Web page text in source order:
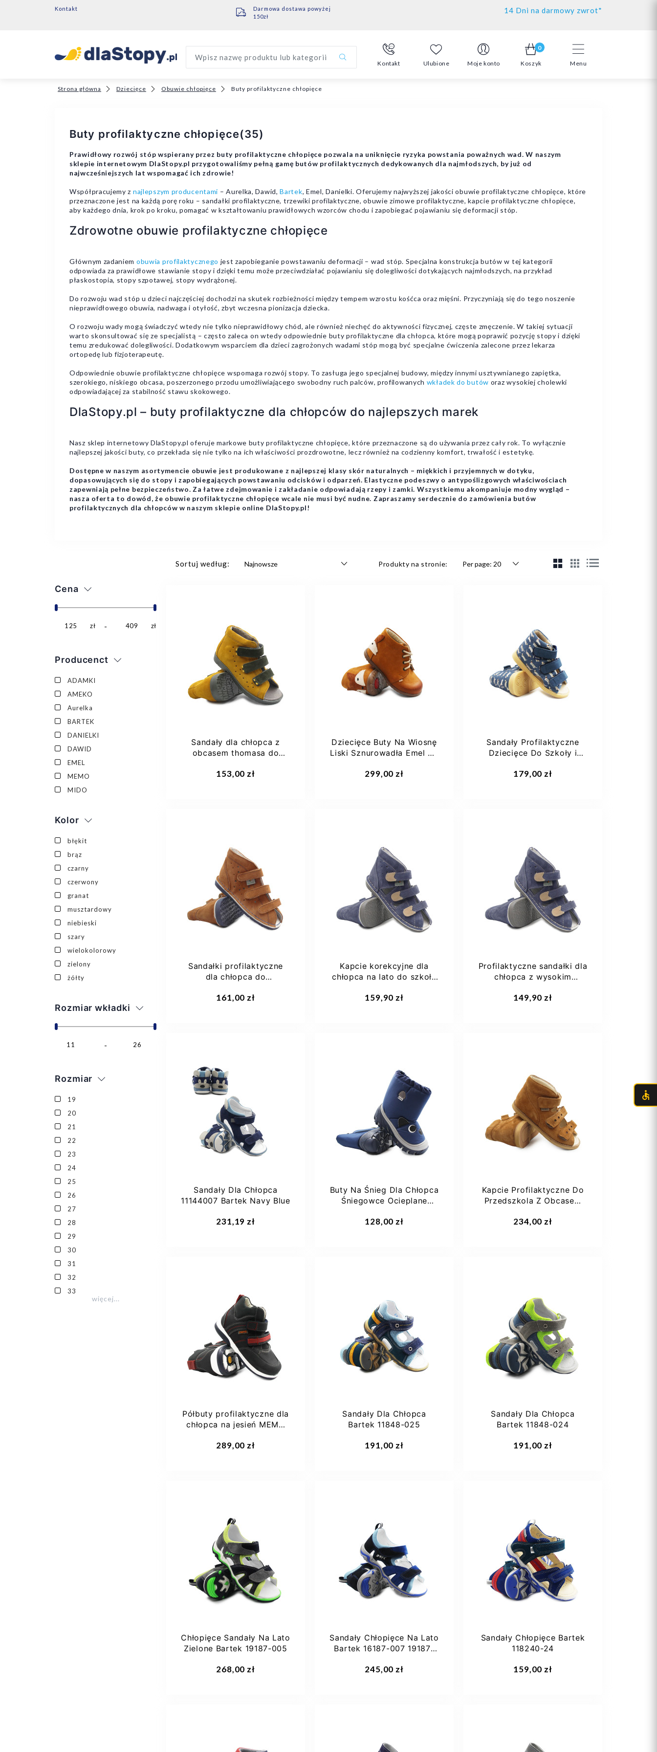
Kontakt
Darmowa dostawa powyżej
150zł
14 Dni na darmowy zwrot*
Menu
Wpisz nazwę produktu lub kategorii
Kontakt Ulubione Moje konto
0
Koszyk
Strona główna Dziecięce Obuwie chłopięce Buty profilaktyczne chłopięce
Buty profilaktyczne chłopięce(35)
Prawidłowy rozwój stóp wspierany przez buty profilaktyczne chłopięce pozwala na uniknięcie ryzyka powstania poważnych wad. W naszym
sklepie internetowym DlaStopy.pl przygotowaliśmy pełną gamę butów profilaktycznych dedykowanych dla najmłodszych, by już od
najwcześniejszych lat wspomagać ich zdrowie!
Współpracujemy z najlepszym producentami – Aurelka, Dawid,Bartek, Emel, Danielki. Oferujemy najwyższej jakości obuwie profilaktyczne chłopięce, które
przeznaczone jest na każdą porę roku – sandałki profilaktyczne, trzewiki profilaktyczne, obuwie zimowe profilaktyczne, kapcie profilaktyczne chłopięce,
aby każdego dnia, krok po kroku, pomagać w kształtowaniu prawidłowych wzorców chodu i zapobiegać pojawianiu się deformacji stóp.
Zdrowotne obuwie profilaktyczne chłopięce
Głównym zadaniem obuwia profilaktycznego jest zapobieganie powstawaniu deformacji – wad stóp. Specjalna konstrukcja butów w tej kategorii
odpowiada za prawidłowe stawianie stopy i dzięki temu może przeciwdziałać pojawianiu się dolegliwości dotykających najmłodszych, na przykład
płaskostopia, stopy szpotawej, stopy wydrążonej.
Do rozwoju wad stóp u dzieci najczęściej dochodzi na skutek rozbieżności między tempem wzrostu kośćca oraz mięśni. Przyczyniają się do tego noszenie
nieprawidłowego obuwia, nadwaga i otyłość, zbyt wczesna pionizacja dziecka.
O rozwoju wady mogą świadczyć wtedy nie tylko nieprawidłowy chód, ale również niechęć do aktywności fizycznej, częste zmęczenie. W takiej sytuacji
warto skonsultować się ze specjalistą – często zaleca on wtedy odpowiednie buty profilaktyczne dla chłopca, które mogą poprawić pozycję stopy i dzięki
temu zredukować dolegliwości. Dodatkowym wsparciem dla dzieci zagrożonych wadami stóp mogą być specjalne ćwiczenia zalecone przez lekarza
ortopedę lub fizjoterapeutę.
Odpowiednie obuwie profilaktyczne chłopięce wspomaga rozwój stopy. To zasługa jego specjalnej budowy, między innymi usztywnianego zapiętka,
szerokiego, niskiego obcasa, poszerzonego przodu umożliwiającego swobodny ruch palców, profilowanych wkładek do butów oraz wysokiej cholewki
odpowiadającej za stabilność stawu skokowego.
DlaStopy.pl – buty profilaktyczne dla chłopców do najlepszych marek
Nasz sklep internetowy DlaStopy.pl oferuje markowe buty profilaktyczne chłopięce, które przeznaczone są do używania przez cały rok. To wyłącznie
najlepszej jakości buty, co przekłada się nie tylko na ich właściwości prozdrowotne, lecz również na codzienny komfort, trwałość i estetykę.
Dostępne w naszym asortymencie obuwie jest produkowane z najlepszej klasy skór naturalnych – miękkich i przyjemnych w dotyku,
dopasowujących się do stopy i zapobiegających powstawaniu odcisków i odparzeń. Elastyczne podeszwy o antypoślizgowych właściwościach
zapewniają pełne bezpieczeństwo. Za łatwe zdejmowanie i zakładanie odpowiadają rzepy i zamki. Wszystkiemu akompaniuje modny wygląd –
nasza oferta to dowód, że obuwie profilaktyczne chłopięce wcale nie musi być nudne. Zapraszamy serdecznie do zamówienia butów
profilaktycznych dla chłopców w naszym sklepie online DlaStopy.pl!
Cena
125 zł 409 zł
Producenct
ADAMKI
AMEKO
Aurelka
BARTEK
DANIELKI
DAWID
EMEL
MEMO
MIDO
Kolor
błękit
brąz
czarny
czerwony
granat
musztardowy
niebieski
szary
wielokolorowy
zielony
żółty
Rozmiar wkładki
11 26
Rozmiar
19
20
21
22
23
24
25
26
27
28
29
30
31
32
33
więcej...
Sortuj według: Produkty na stronie:
Sandały dla chłopca z
obcasem thomasa do
153,00 zł
24 27
29
+3
Dziecięce Buty Na Wiosnę
Liski Sznurowadła Emel ES
299,00 zł
21 22
24
Sandały Profilaktyczne
Dziecięce Do Szkoły i
179,00 zł
22 23
25
+5
Sandałki profilaktyczne
dla chłopca do
161,00 zł
28 29
31
+2
Kapcie korekcyjne dla
chłopca na lato do szkoły
159,90 zł
30
+1
Profilaktyczne sandałki dla
chłopca z wysokim
149,90 zł
21 22
24
+2
Sandały Dla Chłopca
11144007 Bartek Navy Blue
231,19 zł
24 25
Buty Na Śnieg Dla Chłopca
Śniegowce Ocieplane
128,00 zł
32
Kapcie Profilaktyczne Do
Przedszkola Z Obcasem
234,00 zł
25 26
28
+3
Półbuty profilaktyczne dla
chłopca na jesień MEMO
289,00 zł
33 34
Sandały Dla Chłopca
Bartek 11848-025
191,00 zł
24 25
Sandały Dla Chłopca
Bartek 11848-024
191,00 zł
22 24
Chłopięce Sandały Na Lato
Zielone Bartek 19187-005
268,00 zł
Sandały Chłopięce Na Lato
Bartek 16187-007 19187-
245,00 zł
Sandały Chłopięce Bartek
118240-24
159,00 zł